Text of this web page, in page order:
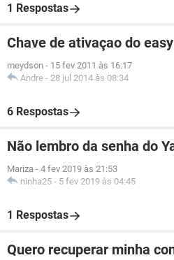
1 Respostas
Chave de ativaçao do
meydson - 15 fev 2011 às 16:17
Andre - 28 jul 2014 às 08:34
6 Respostas
Não lembro da senha do
Mariza - 4 fev 2019 às 21:53
ninha25 - 5 fev 2019 às 04:45
1 Respostas
Quero recuperar minha